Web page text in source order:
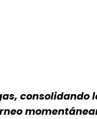
consolidando